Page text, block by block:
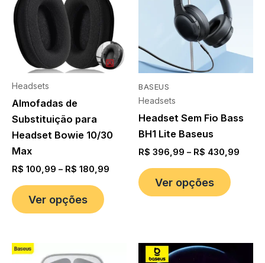
Headsets
Almofadas de
Substituição para
Headset Bowie 10/30
Max
R$ 100,99 – R$ 180,99
Ver opções
BASEUS
Headsets
Headset Sem Fio Bass
BH1 Lite Baseus
R$ 396,99 – R$ 430,99
Ver opções